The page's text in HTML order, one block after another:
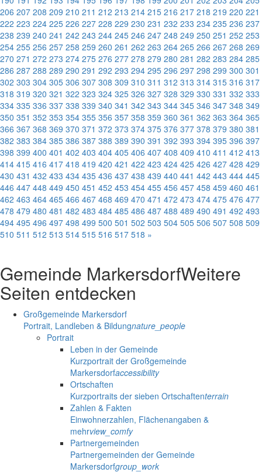
206 207 208 209 210 211 212 213 214 215 216 217 218 219 220 221
222 223 224 225 226 227 228 229 230 231 232 233 234 235 236 237
238 239 240 241 242 243 244 245 246 247 248 249 250 251 252 253
254 255 256 257 258 259 260 261 262 263 264 265 266 267 268 269
270 271 272 273 274 275 276 277 278 279 280 281 282 283 284 285
286 287 288 289 290 291 292 293 294 295 296 297 298 299 300 301
302 303 304 305 306 307 308 309 310 311 312 313 314 315 316 317
318 319 320 321 322 323 324 325 326 327 328 329 330 331 332 333
334 335 336 337 338 339 340 341 342 343 344 345 346 347 348 349
350 351 352 353 354 355 356 357 358 359 360 361 362 363 364 365
366 367 368 369 370 371 372 373 374 375 376 377 378 379 380 381
382 383 384 385 386 387 388 389 390 391 392 393 394 395 396 397
398 399 400 401 402 403 404 405 406 407 408 409 410 411 412 413
414 415 416 417 418 419 420 421 422 423 424 425 426 427 428 429
430 431 432 433 434 435 436 437 438 439 440 441 442 443 444 445
446 447 448 449 450 451 452 453 454 455 456 457 458 459 460 461
462 463 464 465 466 467 468 469 470 471 472 473 474 475 476 477
478 479 480 481 482 483 484 485 486 487 488 489 490 491 492 493
494 495 496 497 498 499 500 501 502 503 504 505 506 507 508 509
510 511 512 513 514 515 516 517 518 »
Gemeinde MarkersdorfWeitere
Seiten entdecken
Großgemeinde Markersdorf
Portrait, Landleben & Bildungnature_people
Portrait
Leben in der Gemeinde
Kurzportrait der Großgemeinde
Markersdorfaccessibility
Ortschaften
Kurzportraits der sieben Ortschaftenterrain
Zahlen & Fakten
Einwohnerzahlen, Flächenangaben &
mehrview_comfy
Partnergemeinden
Partnergemeinden der Gemeinde
Markersdorfgroup_work